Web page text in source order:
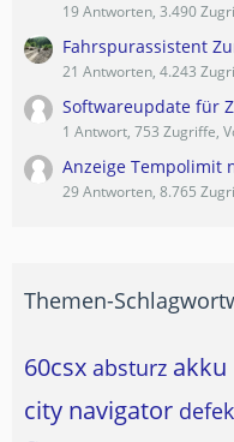
19 Antworten, 3.490
Fahrspurassistent
21 Antworten, 4.243
Softwareupdate für
1 Antwort, 753 Zugriffe,
Anzeige Tempolimit
29 Antworten, 8.765
Themen-
60csx absturz akku
city navigator